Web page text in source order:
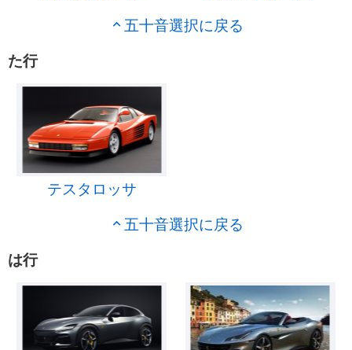
五十音選択に戻る
た行
テスタロッサ
五十音選択に戻る
は行